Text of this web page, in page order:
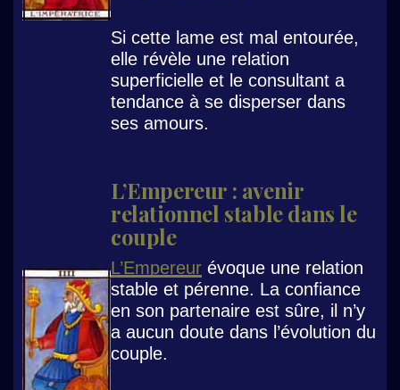
Si cette lame est mal entourée,
elle révèle une relation
superficielle et le consultant a
tendance à se disperser dans
ses amours.
L’Empereur : avenir
relationnel stable dans le
couple
L’Empereur évoque une relation
stable et pérenne. La confiance
en son partenaire est sûre, il n’y
a aucun doute dans l’évolution du
couple.